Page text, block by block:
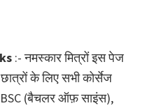
:- नमस्कार मित्रों इस पेज
के लिए सभी कोर्सेज
(बैचलर ऑफ़ साइंस),